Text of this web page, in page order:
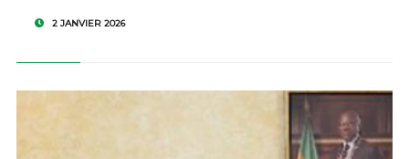
2 JANVIER 2026